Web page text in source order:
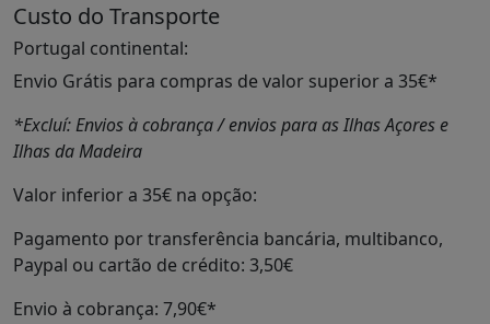
Custo do Transporte
Portugal continental:
Envio Grátis para compras de valor superior a 35€*
*Excluí: Envios à cobrança / envios para as Ilhas Açores e
Ilhas da Madeira
Valor inferior a 35€ na opção:
Pagamento por transferência bancária, multibanco,
Paypal ou cartão de crédito: 3,50€
Envio à cobrança: 7,90€*